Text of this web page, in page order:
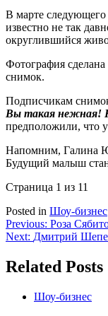
В марте
известно не так
округлившийся
Фотография
снимок.
Подписчикам
Вы такая нежная!
предположили, что
Напомним, Галина
Будущий малыш
Страница 1 из 11
Posted in Шоу-бизнес
Навигация
по
записям
Previous: Роза
Next: Дмитрий
Related Posts
Шоу-бизнес